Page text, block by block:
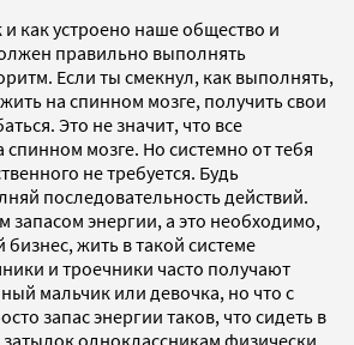
и как устроено наше общество и
правильно выполнять
Если ты смекнул, как выполнять,
на спинном мозге, получить свои
Это не значит, что все
мозге. Но системно от тебя
не требуется. Будь
последовательность действий.
запасом энергии, а это необходимо,
жить в такой системе
и троечники часто получают
мальчик или девочка, но что с
запас энергии таков, что сидеть в